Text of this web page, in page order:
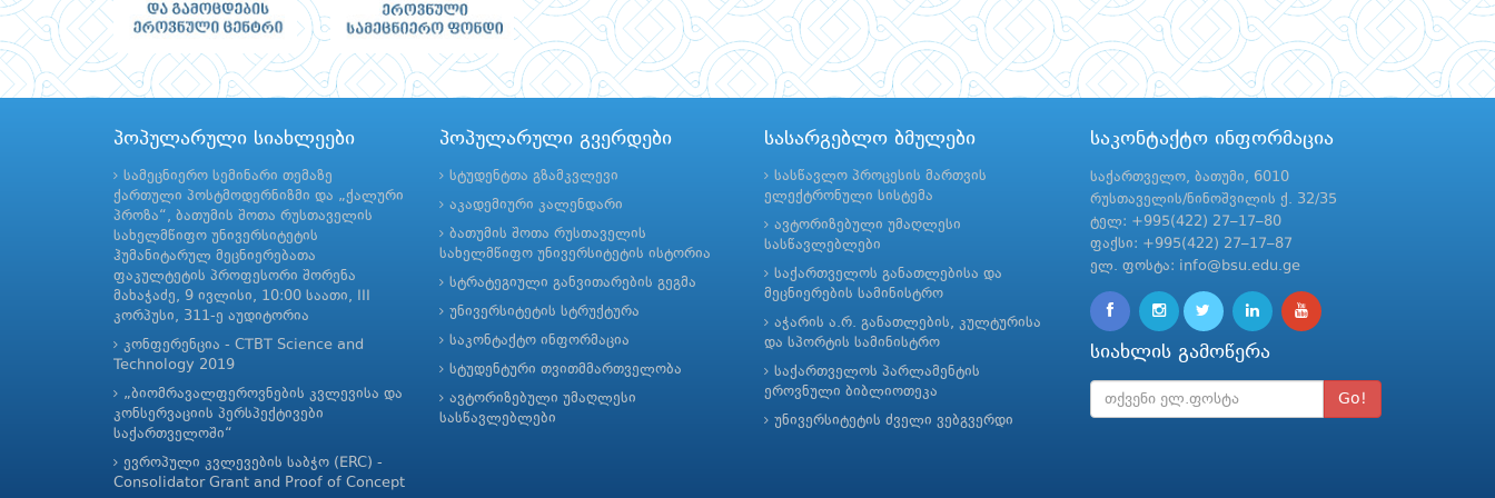
პოპულარული სიახლეები
სამეცნიერო სემინარი თემაზე
ქართული პოსტმოდერნიზმი და „ქალური
პროზა“, ბათუმის შოთა რუსთაველის
სახელმწიფო უნივერსიტეტის
ჰუმანიტარულ მეცნიერებათა
ფაკულტეტის პროფესორი შორენა
მახაჭაძე, 9 ივლისი, 10:00 საათი, III
კორპუსი, 311-ე აუდიტორია
კონფერენცია - CTBT Science and
Technology 2019
„ბიომრავალფეროვნების კვლევისა და
კონსერვაციის პერსპექტივები
საქართველოში“
ევროპული კვლევების საბჭო (ERC) -
Consolidator Grant and Proof of Concept
პოპულარული გვერდები
სტუდენტთა გზამკვლევი
აკადემიური კალენდარი
ბათუმის შოთა რუსთაველის
სახელმწიფო უნივერსიტეტის ისტორია
სტრატეგიული განვითარების გეგმა
უნივერსიტეტის სტრუქტურა
საკონტაქტო ინფორმაცია
სტუდენტური თვითმმართველობა
ავტორიზებული უმაღლესი
სასწავლებლები
სასარგებლო ბმულები
სასწავლო პროცესის მართვის
ელექტრონული სისტემა
ავტორიზებული უმაღლესი
სასწავლებლები
საქართველოს განათლებისა და
მეცნიერების სამინისტრო
აჭარის ა.რ. განათლების, კულტურისა
და სპორტის სამინისტრო
საქართველოს პარლამენტის
ეროვნული ბიბლიოთეკა
უნივერსიტეტის ძველი ვებგვერდი
საკონტაქტო ინფორმაცია
საქართველო, ბათუმი, 6010
რუსთაველის/ნინოშვილის ქ. 32/35
ტელ: +995(422) 27–17–80
ფაქსი: +995(422) 27–17–87
ელ. ფოსტა: info@bsu.edu.ge
სიახლის გამოწერა
Go!